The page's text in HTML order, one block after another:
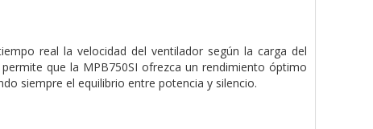
real la velocidad del ventilador según la carga del
que la MPB750SI ofrezca un rendimiento óptimo
siempre el equilibrio entre potencia y silencio.